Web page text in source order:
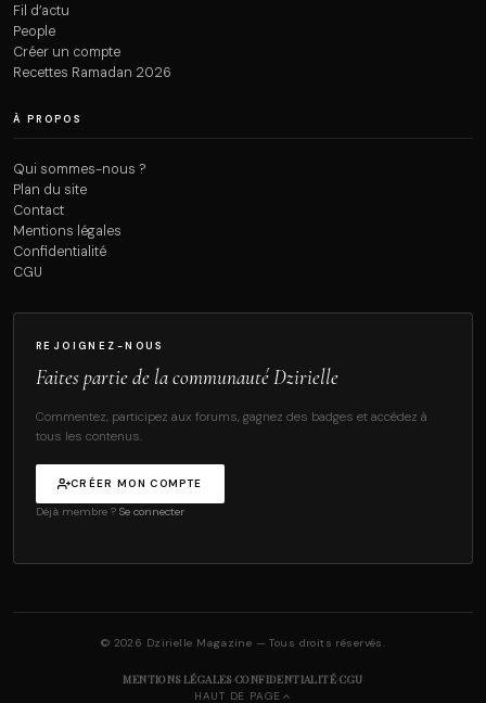
Fil d’actu
People
Créer un compte
Recettes Ramadan 2026
À PROPOS
Qui sommes-nous ?
Plan du site
Contact
Mentions légales
Confidentialité
CGU
REJOIGNEZ-NOUS
Faites partie de la communauté Dzirielle
Commentez, participez aux forums, gagnez des badges et accédez à
tous les contenus.
CRÉER MON COMPTE
Déjà membre ? Se connecter
© 2026 Dzirielle Magazine — Tous droits réservés.
MENTIONS LÉGALES·CONFIDENTIALITÉ·CGU
HAUT DE PAGE